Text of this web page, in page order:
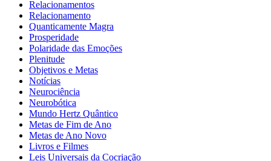
Relacionamentos
Relacionamento
Quanticamente Magra
Prosperidade
Polaridade das Emoções
Plenitude
Objetivos e Metas
Notícias
Neurociência
Neurobótica
Mundo Hertz Quântico
Metas de Fim de Ano
Metas de Ano Novo
Livros e Filmes
Leis Universais da Cocriação